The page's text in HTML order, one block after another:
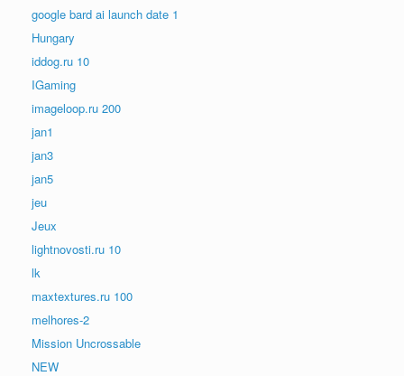
google bard ai launch date 1
Hungary
iddog.ru 10
IGaming
imageloop.ru 200
jan1
jan3
jan5
jeu
Jeux
lightnovosti.ru 10
lk
maxtextures.ru 100
melhores-2
Mission Uncrossable
NEW